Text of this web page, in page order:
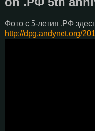
Фото c 5-летия .РФ
http://dpg.andynet.org/